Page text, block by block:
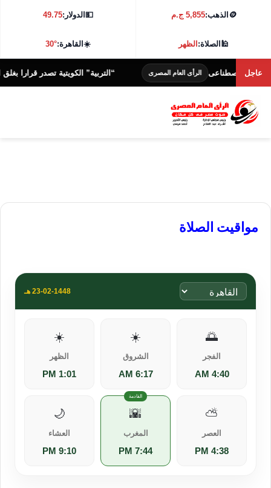
🪙 الذهب:5,855 ج.م 💵الدولار:49.75
🕌الصلاة:الظهر ☀️القاهرة:30°
عاجلالاصطناعى الرأى العام المصرى “التربية” الكويتية تصدر قرارا بغلق
مواقيت الصلاة
23-02-1448 هـ
🌅
الفجر
4:40 AM
☀️
الشروق
6:17 AM
☀️
الظهر
1:01 PM
⛅
العصر
4:38 PM
🌇
المغرب
7:44 PM
🌙
العشاء
9:10 PM